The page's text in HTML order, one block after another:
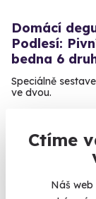
Ctíme
Náš
Domácí
Podlesí:
bedna 6
Speciálně
ve dvou.
1 399 Kč